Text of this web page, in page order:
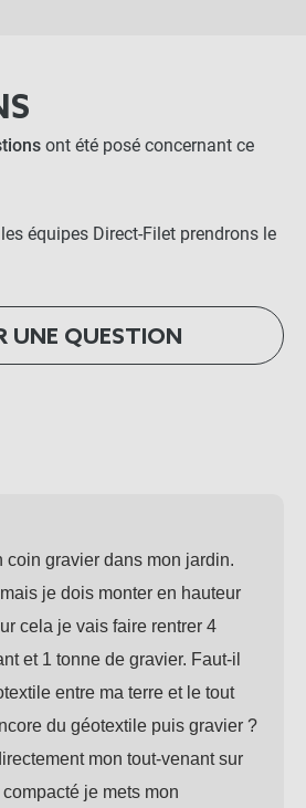
ont été posé concernant ce
équipes Direct-Filet prendrons le
UNE QUESTION
coin gravier dans mon jardin.
je dois monter en hauteur
cela je vais faire rentrer 4
et 1 tonne de gravier. Faut-il
entre ma terre et le tout
du géotextile puis gravier ?
mon tout-venant sur
je mets mon